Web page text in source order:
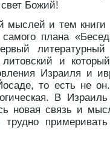
Божий!
и тем книги
плана
и
Израиля и
то есть не
В
новая связь и